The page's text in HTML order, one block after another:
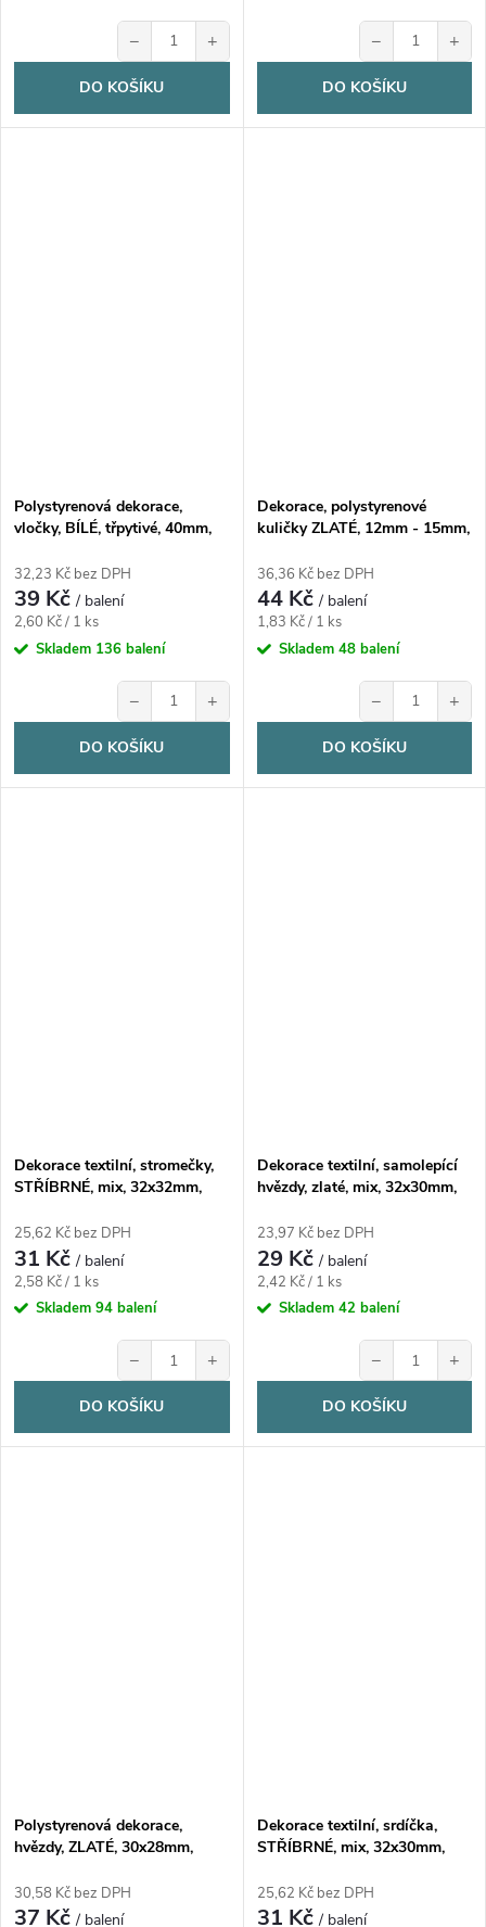
− +
DO KOŠÍKU
− +
DO KOŠÍKU
Polystyrenová dekorace,
vločky, BÍLÉ, třpytivé, 40mm,
32,23 Kč bez DPH
39 Kč/ balení
Měrná
cena:
2,60 Kč / 1 ks
Skladem 136 balení
− +
DO KOŠÍKU
Dekorace, polystyrenové
kuličky ZLATÉ, 12mm - 15mm,
36,36 Kč bez DPH
44 Kč/ balení
Měrná
cena:
1,83 Kč / 1 ks
Skladem 48 balení
− +
DO KOŠÍKU
Dekorace textilní, stromečky,
STŘÍBRNÉ, mix, 32x32mm,
25,62 Kč bez DPH
31 Kč/ balení
Měrná
cena:
2,58 Kč / 1 ks
Skladem 94 balení
− +
DO KOŠÍKU
Dekorace textilní, samolepící
hvězdy, zlaté, mix, 32x30mm,
23,97 Kč bez DPH
29 Kč/ balení
Měrná
cena:
2,42 Kč / 1 ks
Skladem 42 balení
− +
DO KOŠÍKU
Polystyrenová dekorace,
hvězdy, ZLATÉ, 30x28mm,
30,58 Kč bez DPH
37 Kč/ balení
Dekorace textilní, srdíčka,
STŘÍBRNÉ, mix, 32x30mm,
25,62 Kč bez DPH
31 Kč/ balení